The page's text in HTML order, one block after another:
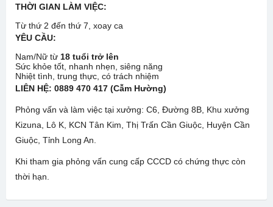
THỜI GIAN LÀM VIỆC:
Từ thứ 2 đến thứ 7, xoay ca
YÊU CẦU:
Nam/Nữ từ 18 tuổi trở lên
Sức khỏe tốt, nhanh nhẹn, siêng năng
Nhiệt tình, trung thực, có trách nhiệm
LIÊN HỆ: 0889 470 417 (Cẫm Hường)
Phỏng vấn và làm việc tại xưởng: C6, Đường 8B, Khu xưởng
Kizuna, Lô K, KCN Tân Kim, Thị Trấn Cần Giuộc, Huyện Cần
Giuộc, Tỉnh Long An.
Khi tham gia phỏng vấn cung cấp CCCD có chứng thực còn
thời hạn.